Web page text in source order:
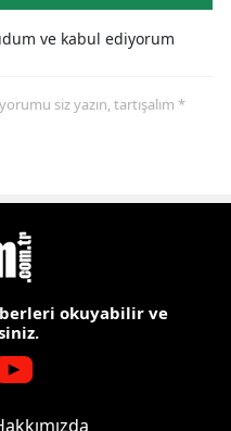
ve kabul ediyorum
siz yazın, tartışalım *
okuyabilir ve